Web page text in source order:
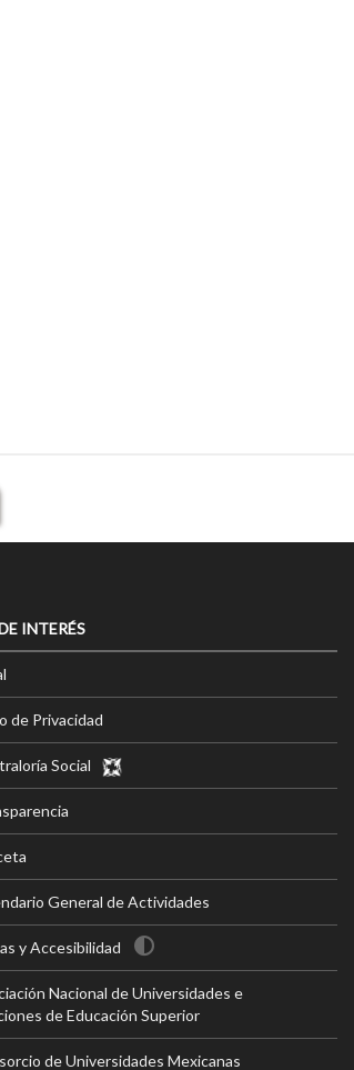
INTERÉS
de Privacidad
Social
General de Actividades
y Accesibilidad
Nacional de Universidades e
de Educación Superior
de Universidades Mexicanas